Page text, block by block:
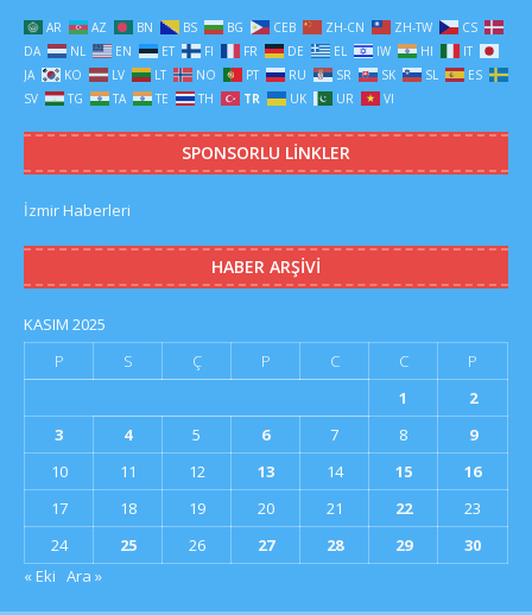
AR AZ BN BS BG CEB ZH-CN ZH-TW
CS
DA
NL EN ET FI FR DE EL IW HI
IT
JA
KO LV LT NO PT RU SR SK SL
ES
SV
TG TA TE TH TR UK UR VI
SPONSORLU LINKLER
İzmir Haberleri
HABER ARŞIVI
KASIM 2025
P
S Ç P C C
P
1
2
3
4 5 6 7 8
9
10
11 12 13 14 15
16
17
18 19 20 21 22
23
24
25 26 27 28 29
30
« Eki Ara »